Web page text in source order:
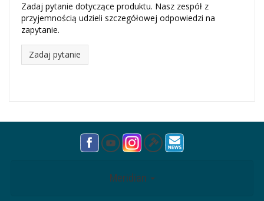
Zadaj pytanie dotyczące produktu. Nasz zespół z
przyjemnością udzieli szczegółowej odpowiedzi na
zapytanie.
Zadaj pytanie
Meridian